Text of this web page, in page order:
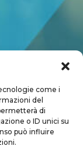
come i
del
di
o ID unici su
può influire